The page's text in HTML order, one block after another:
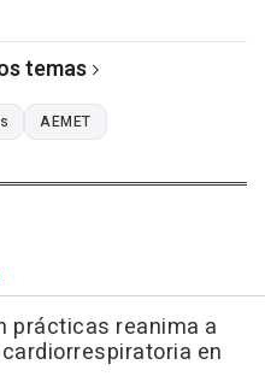
temas
AEMET
prácticas reanima a
en